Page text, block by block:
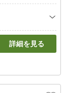
詳細を見る